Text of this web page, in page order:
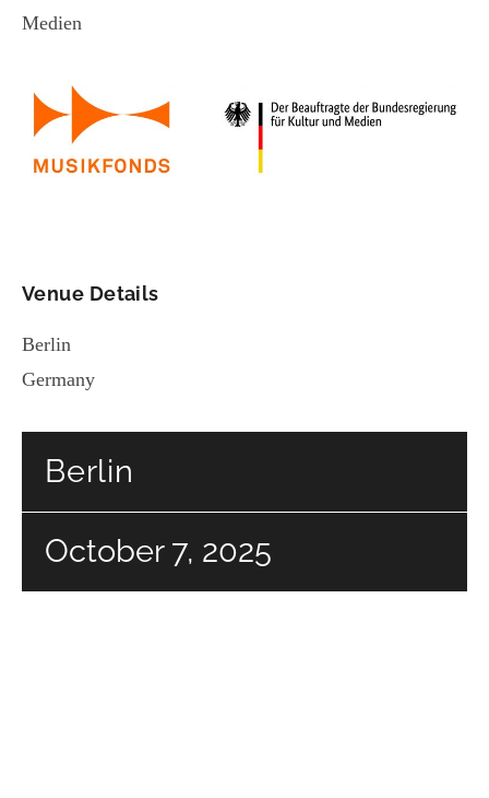
Medien
Venue Details
Berlin
Germany
Berlin
October 7, 2025